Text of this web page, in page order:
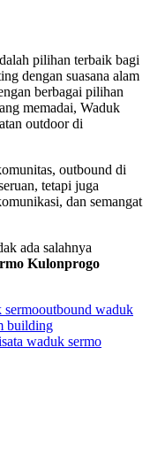
pilihan terbaik bagi
dengan suasana alam
berbagai pilihan
memadai, Waduk
outdoor di
outbound di
tetapi juga
dan semangat
ada salahnya
Kulonprogo
sermooutbound waduk
building
waduk sermo